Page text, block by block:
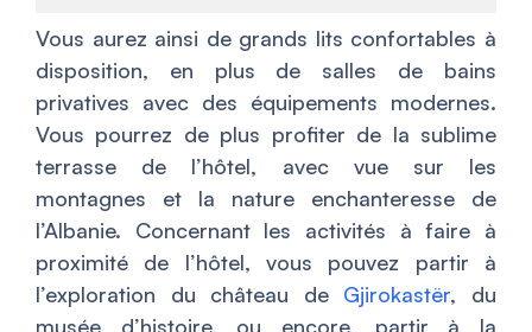
Vous aurez ainsi de grands lits confortables à
disposition, en plus de salles de bains
privatives avec des équipements modernes.
Vous pourrez de plus profiter de la sublime
terrasse de l’hôtel, avec vue sur les
montagnes et la nature enchanteresse de
l’Albanie. Concernant les activités à faire à
proximité de l’hôtel, vous pouvez partir à
l’exploration du château de Gjirokastër, du
musée d’histoire, ou encore, partir à la